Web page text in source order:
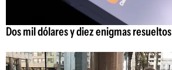
Dos mil dólares y diez enigmas resueltos